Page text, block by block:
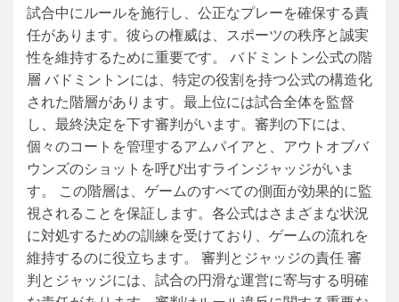
試合中にルールを施行し、公正なプレーを確保する責
任があります。彼らの権威は、スポーツの秩序と誠実
性を維持するために重要です。 バドミントン公式の階
層 バドミントンには、特定の役割を持つ公式の構造化
された階層があります。最上位には試合全体を監督
し、最終決定を下す審判がいます。審判の下には、
個々のコートを管理するアムパイアと、アウトオブバ
ウンズのショットを呼び出すラインジャッジがいま
す。 この階層は、ゲームのすべての側面が効果的に監
視されることを保証します。各公式はさまざまな状況
に対処するための訓練を受けており、ゲームの流れを
維持するのに役立ちます。 審判とジャッジの責任 審
判とジャッジには、試合の円滑な運営に寄与する明確